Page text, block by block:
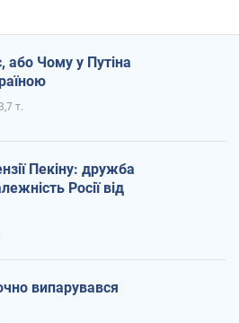
або Чому у Путіна
т.
Пекіну: дружба
Росії від
випарувався